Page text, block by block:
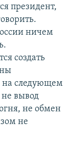
президент,
ничем
создать
на следующем
вывод
не обмен
не